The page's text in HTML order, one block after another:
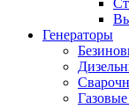
Генераторы